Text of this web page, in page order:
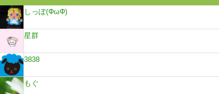
しっぽ(ФωФ)
星群
3838
もぐ